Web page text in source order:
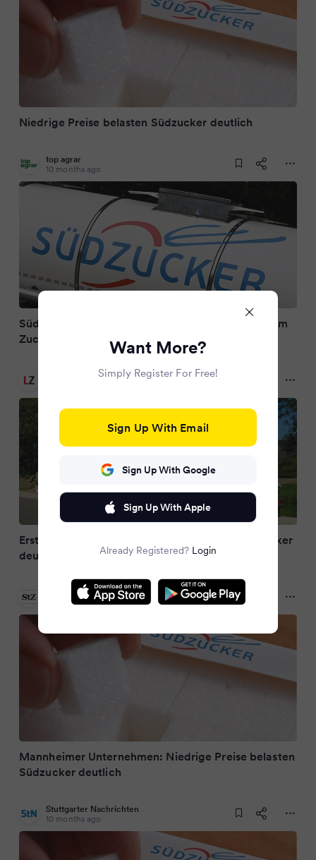
Niedrige Preise belasten Südzucker deutlich
top agrar
10 months ago
Südzucker: Umsatz schrumpft deutlich, Verluste im
Zuckergeschäft
Lebensmittel Zeitung
Erstes Halbjahr: Niedrige Preise belasten Südzucker
deutlich
Stuttgarter Zeitung
10 months ago
Mannheimer Unternehmen: Niedrige Preise belasten
Südzucker deutlich
Stuttgarter Nachrichten
10 months ago
Want More?
Simply Register For Free!
Sign Up With Email
Sign Up With Google
Sign Up With Apple
Already Registered? Login